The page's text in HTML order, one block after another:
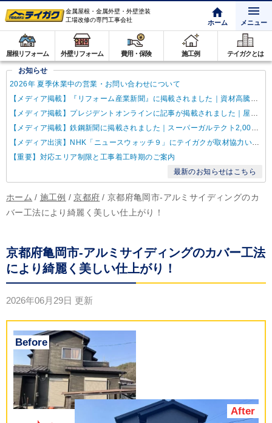
金属屋根・金属外壁・外壁塗装
工場改修の専門工事会社
ホーム メニュー
屋根リフォーム 外壁リフォーム 費用・保険 施工例 テイガクとは
お知らせ
2026年 夏季休業中の営業・お問い合わせについて
【メディア掲載】『リフォーム産業新聞』に掲載されました｜資材高騰・納期遅延に対するテイガクの取り組み
【メディア掲載】プレジデントオンラインに記事が掲載されました｜屋根点検商法について解説
【メディア掲載】鉄鋼新聞に掲載されました｜スーパーガルテクト2,000万㎡達成
【メディア出演】NHK「ニュースウォッチ９」にテイガクが取材協力いたしました
【重要】対応エリア制限と工事着工時期のご案内
最新のお知らせはこちら
ホーム / 施工例 / 京都府 / 京都府亀岡市-アルミサイディングのカ
バー工法により綺麗く美しい仕上がり！
京都府亀岡市-アルミサイディングのカバー工法
により綺麗く美しい仕上がり！
2026年06月29日 更新